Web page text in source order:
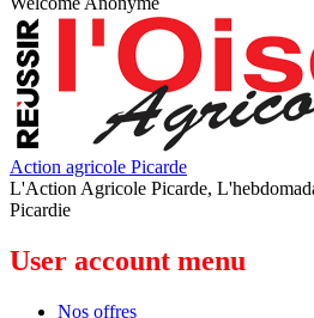
Action agricole Picarde
L'Action Agricole Picarde,
Picardie
User account menu
Nos offres